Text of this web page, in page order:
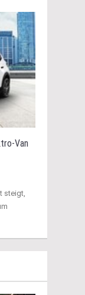
Van
steigt,